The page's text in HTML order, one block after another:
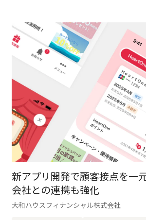
新アプリ開発で顧客接点を一
会社との連携も強化
大和ハウスフィナンシャル株式会社